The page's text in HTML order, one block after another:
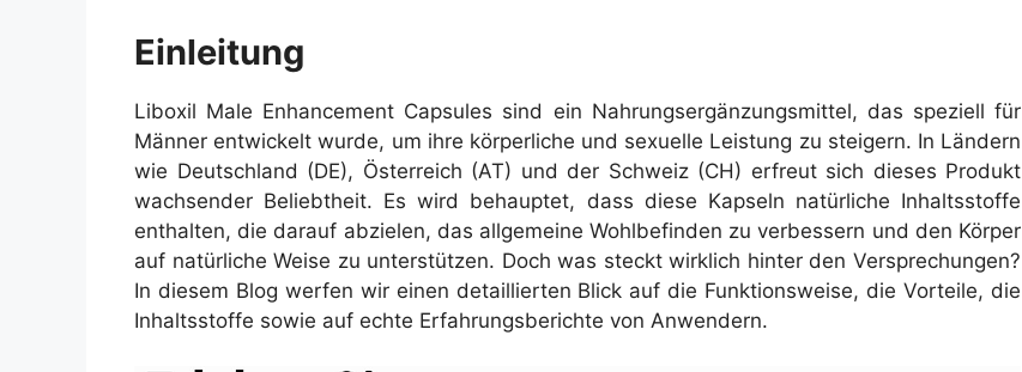
Einleitung
Liboxil Male Enhancement Capsules sind ein Nahrungsergänzungsmittel, das speziell für
Männer entwickelt wurde, um ihre körperliche und sexuelle Leistung zu steigern. In Ländern
wie Deutschland (DE), Österreich (AT) und der Schweiz (CH) erfreut sich dieses Produkt
wachsender Beliebtheit. Es wird behauptet, dass diese Kapseln natürliche Inhaltsstoffe
enthalten, die darauf abzielen, das allgemeine Wohlbefinden zu verbessern und den Körper
auf natürliche Weise zu unterstützen. Doch was steckt wirklich hinter den Versprechungen?
In diesem Blog werfen wir einen detaillierten Blick auf die Funktionsweise, die Vorteile, die
Inhaltsstoffe sowie auf echte Erfahrungsberichte von Anwendern.